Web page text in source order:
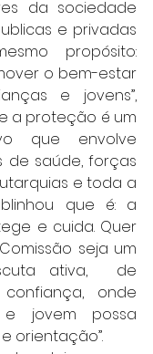
da sociedade
e privadas
propósito:
o bem-estar
e jovens”,
a proteção é um
que envolve
de saúde, forças
e toda a
que é: a
e cuida. Quer
seja um
ativa,  de
onde
jovem possa
orientação”.